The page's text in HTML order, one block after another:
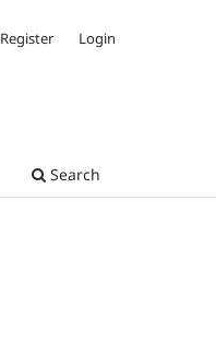
Search
Register Login